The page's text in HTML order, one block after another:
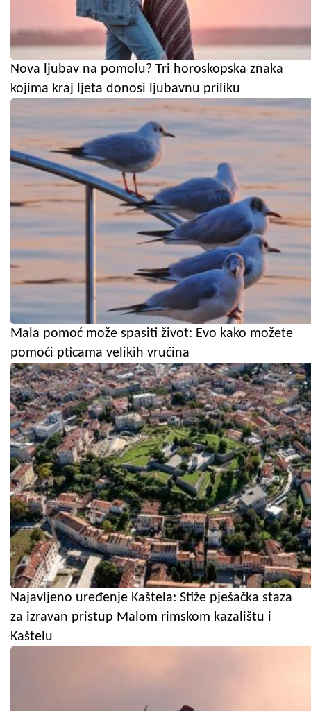
Nova ljubav na pomolu? Tri horoskopska znaka
kojima kraj ljeta donosi ljubavnu priliku
Mala pomoć može spasiti život: Evo kako možete
pomoći pticama velikih vrućina
Najavljeno uređenje Kaštela: Stiže pješačka staza
za izravan pristup Malom rimskom kazalištu i
Kaštelu